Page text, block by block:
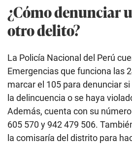
¿Cómo denunciar
otro delito?
La Policía Nacional del Perú
Emergencias que funciona las
marcar el 105 para denunciar
la delincuencia o se haya
Además, cuenta con su
605 570 y 942 479 506.
la comisaría del distrito para